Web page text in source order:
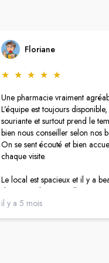
Floriane
★ ★ ★ ★ ★
Une pharmacie vraiment
L’équipe est toujours
souriante et surtout prend le
bien nous conseiller selon nos
On se sent écouté et bien
chaque visite.
Le local est spacieux et il y a
de choix. Plusieurs salles sont
notamment pour la vaccination
il y a 5 mois